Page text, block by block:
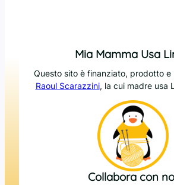
Mia Mamma Usa
Questo sito è finanziato, prodotto e
Raoul Scarazzini, la cui madre usa
Collabora con